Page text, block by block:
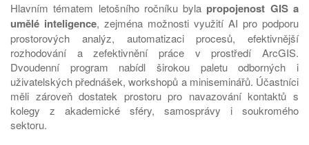
Hlavním tématem letošního ročníku byla propojenost GIS a
umělé inteligence, zejména možnosti využití AI pro podporu
prostorových analýz, automatizaci procesů, efektivnější
rozhodování a zefektivnění práce v prostředí ArcGIS.
Dvoudenní program nabídl širokou paletu odborných i
uživatelských přednášek, workshopů a miniseminářů. Účastníci
měli zároveň dostatek prostoru pro navazování kontaktů s
kolegy z akademické sféry, samosprávy i soukromého
sektoru.